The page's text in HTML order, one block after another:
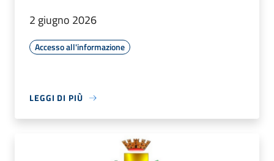
2 giugno 2026
Accesso all'informazione
LEGGI DI PIÙ